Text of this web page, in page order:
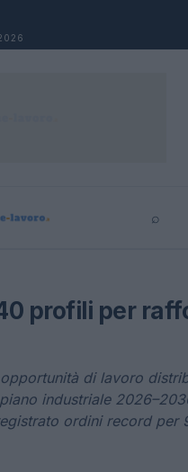
⌕
profili per
di lavoro
industriale
ordini record per